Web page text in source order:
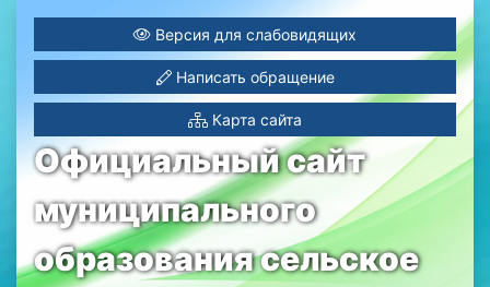
Официальный сайт
муниципального
образования сельское
Версия для слабовидящих
Написать обращение
Карта сайта